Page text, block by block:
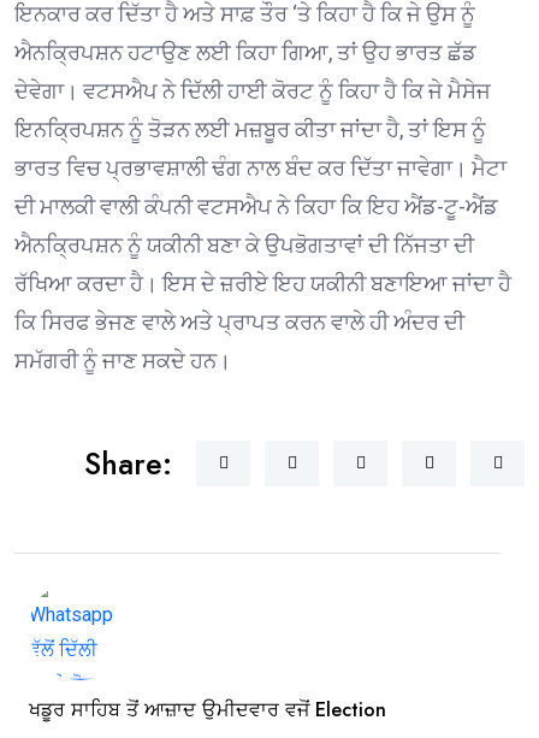
ਇਨਕਾਰ ਕਰ ਦਿੱਤਾ ਹੈ ਅਤੇ ਸਾਫ਼ ਤੌਰ ‘ਤੇ ਕਿਹਾ ਹੈ ਕਿ ਜੇ ਉਸ ਨੂੰ
ਐਨਕ੍ਰਿਪਸ਼ਨ ਹਟਾਉਣ ਲਈ ਕਿਹਾ ਗਿਆ, ਤਾਂ ਉਹ ਭਾਰਤ ਛੱਡ
ਦੇਵੇਗਾ। ਵਟਸਐਪ ਨੇ ਦਿੱਲੀ ਹਾਈ ਕੋਰਟ ਨੂੰ ਕਿਹਾ ਹੈ ਕਿ ਜੇ ਮੈਸੇਜ
ਇਨਕ੍ਰਿਪਸ਼ਨ ਨੂੰ ਤੋੜਨ ਲਈ ਮਜ਼ਬੂਰ ਕੀਤਾ ਜਾਂਦਾ ਹੈ, ਤਾਂ ਇਸ ਨੂੰ
ਭਾਰਤ ਵਿਚ ਪ੍ਰਭਾਵਸ਼ਾਲੀ ਢੰਗ ਨਾਲ ਬੰਦ ਕਰ ਦਿੱਤਾ ਜਾਵੇਗਾ। ਮੈਟਾ
ਦੀ ਮਾਲਕੀ ਵਾਲੀ ਕੰਪਨੀ ਵਟਸਐਪ ਨੇ ਕਿਹਾ ਕਿ ਇਹ ਐਂਡ-ਟੂ-ਐਂਡ
ਐਨਕ੍ਰਿਪਸ਼ਨ ਨੂੰ ਯਕੀਨੀ ਬਣਾ ਕੇ ਉਪਭੋਗਤਾਵਾਂ ਦੀ ਨਿੱਜਤਾ ਦੀ
ਰੱਖਿਆ ਕਰਦਾ ਹੈ। ਇਸ ਦੇ ਜ਼ਰੀਏ ਇਹ ਯਕੀਨੀ ਬਣਾਇਆ ਜਾਂਦਾ ਹੈ
ਕਿ ਸਿਰਫ ਭੇਜਣ ਵਾਲੇ ਅਤੇ ਪ੍ਰਾਪਤ ਕਰਨ ਵਾਲੇ ਹੀ ਅੰਦਰ ਦੀ
ਸਮੱਗਰੀ ਨੂੰ ਜਾਣ ਸਕਦੇ ਹਨ।
Share:
ਖਡੂਰ ਸਾਹਿਬ ਤੋਂ ਆਜ਼ਾਦ ਉਮੀਦਵਾਰ ਵਜੋਂ Election